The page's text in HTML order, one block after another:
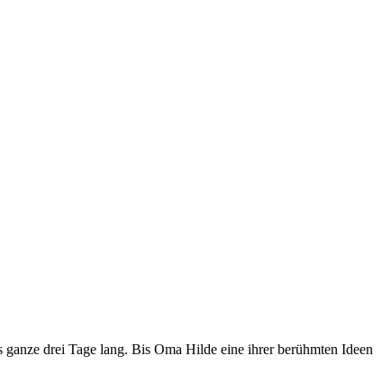
drei Tage lang. Bis Oma Hilde eine ihrer berühmten Ideen